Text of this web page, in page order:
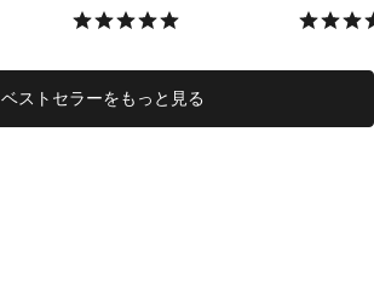
ベストセラーをもっと見る